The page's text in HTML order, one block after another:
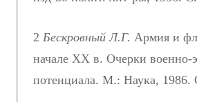
2 Бескровный Л.Г. Армия и
начале ХХ в. Очерки военно-
потенциала. М.: Наука, 1986.